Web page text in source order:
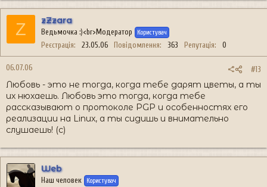
Z zZzara
Ведьмочка :)<br>Модератор Користувач
Реєстрація 23.05.06 Повідомлення 363 Репутація 0
06.07.06 #13
Любовь - это не тогда, когда тебе дарят цветы, а ты
их нюхаешь. Любовь это тогда, когда тебе
рассказывают о протоколе PGP и особенностях его
реализации на Linux, а ты сидишь и внимательно
слушаешь! (с)
Web
Наш человек Користувач